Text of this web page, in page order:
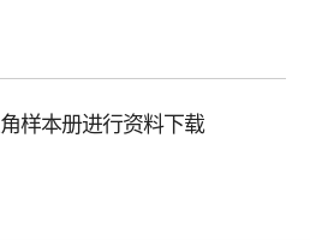
样本册进行资料下载